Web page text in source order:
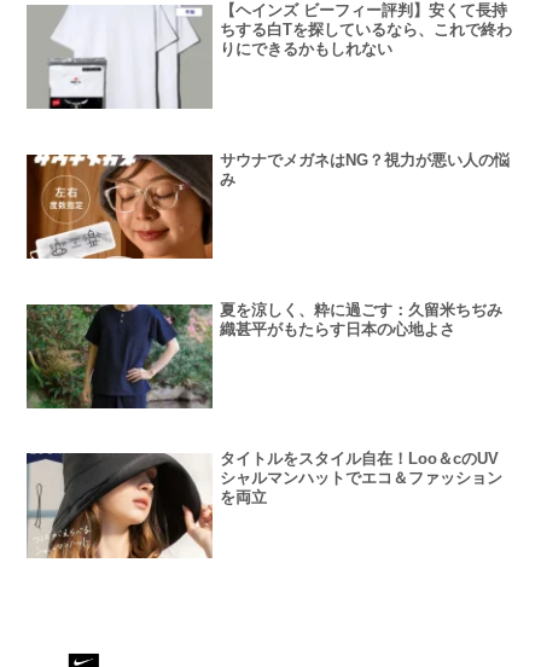
【ヘインズ ビーフィー評判】安くて長持
ちする白Tを探しているなら、これで終わ
りにできるかもしれない
サウナでメガネはNG？視力が悪い人の悩
み
夏を涼しく、粋に過ごす：久留米ちぢみ
織甚平がもたらす日本の心地よさ
タイトルをスタイル自在！Loo＆cのUV
シャルマンハットでエコ＆ファッション
を両立